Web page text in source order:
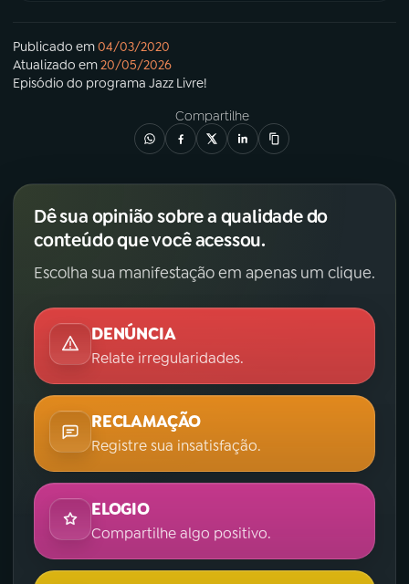
Publicado em04/03/2020
Atualizado em20/05/2026
Episódio do programa Jazz Livre!
Compartilhe
Dê sua opinião sobre a qualidade do
conteúdo que você acessou.
Escolha sua manifestação em apenas um clique.
DENÚNCIA
Relate irregularidades.
RECLAMAÇÃO
Registre sua insatisfação.
ELOGIO
Compartilhe algo positivo.